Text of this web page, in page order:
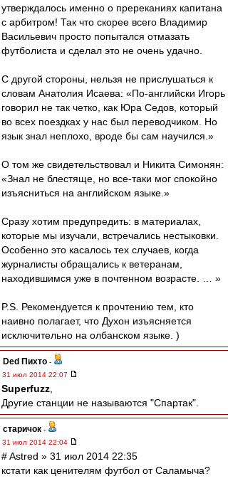
утверждалось именно о пререканиях капитана
с арбитром! Так что скорее всего Владимир
Васильевич просто попытался отмазать
футболиста и сделал это не очень удачно.
С другой стороны, нельзя не прислушаться к
словам Анатолия Исаева: «По-английски Игорь
говорил не так четко, как Юра Седов, который
во всех поездках у нас был переводчиком. Но
язык знал неплохо, вроде бы сам научился.»
О том же свидетельствовал и Никита Симонян:
«Знал не блестяще, но все-таки мог спокойно
изъясниться на английском языке.»
Сразу хотим предупредить: в материалах,
которые мы изучали, встречались нестыковки.
Особенно это касалось тех случаев, когда
журналисты обращались к ветеранам,
находившимся уже в почтенном возрасте. … »
P.S. Рекомендуется к прочтению тем, кто
наивно полагает, что Духон изъясняется
исключительно на олбанском языке. )
Ded Пихто -
31 июл 2014 22:07
Superfuzz
Другие станции не называются "Спартак".
старичок -
31 июл 2014 22:04
# Astred » 31 июл 2014 22:35
кстати как ценителям футбол от Саламыча?